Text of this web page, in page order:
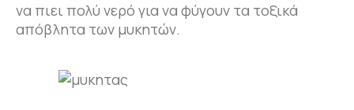
να πιει πολύ νερό για να φύγουν τα τοξικά
απόβλητα των μυκητών.